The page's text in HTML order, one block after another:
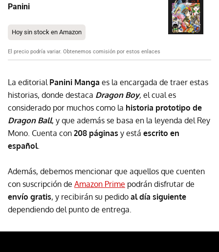
Panini
Hoy sin stock en Amazon
El precio podría variar. Obtenemos comisión por estos enlaces
La editorial Panini Manga es la encargada de traer estas
historias, donde destaca Dragon Boy, el cual es
considerado por muchos como la historia prototipo de
Dragon Ball, y que además se basa en la leyenda del Rey
Mono. Cuenta con 208 páginas y está escrito en
español.
Además, debemos mencionar que aquellos que cuenten
con suscripción de Amazon Prime podrán disfrutar de
envío gratis, y recibirán su pedido al día siguiente
dependiendo del punto de entrega.